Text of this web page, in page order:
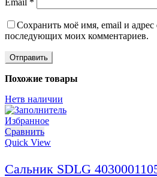
Email *
Сохранить моё имя, email и адрес
последующих моих комментариев.
Похожие товары
Нетв наличии
Избранное
Сравнить
Quick View
Сальник SDLG